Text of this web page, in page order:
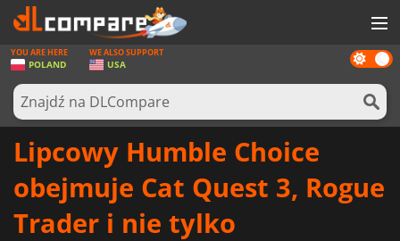
GRY
KARTY DO GIER
OPROGRAMOWANIE
REWARDS
SPRZĘT KOMPUTEROWY
Dark
mode
YOU ARE HERE
POLAND
WE ALSO SUPPORT
USA
Lipcowy Humble Choice
obejmuje Cat Quest 3, Rogue
Trader i nie tylko